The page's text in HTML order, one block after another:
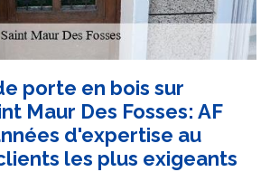
porte en bois sur
Maur Des Fosses: AF
d'expertise au
les plus exigeants